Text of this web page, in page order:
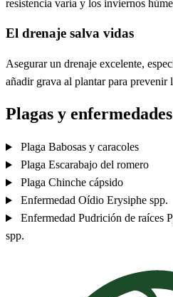
resistencia varía y los inviernos
El drenaje salva vidas
Asegurar un drenaje excelente,
añadir grava al plantar para
Plagas y enfermedades
Plaga Babosas y caracoles
Plaga Escarabajo del romero
Plaga Chinche cápsido
Enfermedad Oídio Erysiphe spp.
Enfermedad Pudrición de raíces
spp.